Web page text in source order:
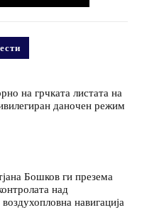
на грчката листата на
даночен режим
Бошков ги презема
над
навигација